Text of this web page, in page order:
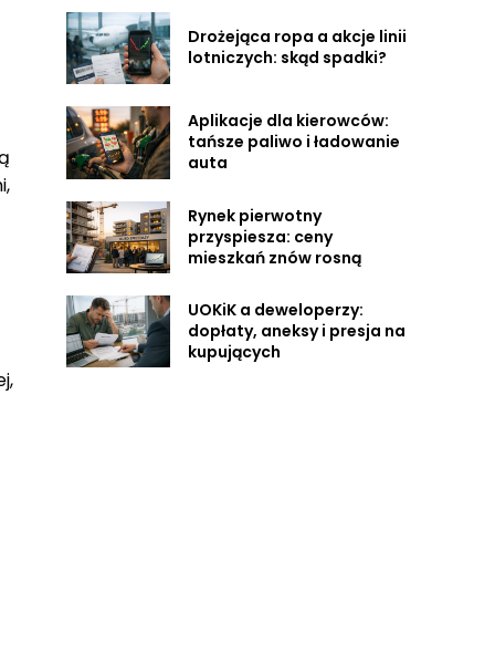
Drożejąca ropa a akcje linii
lotniczych: skąd spadki?
Aplikacje dla kierowców:
tańsze paliwo i ładowanie
auta
Rynek pierwotny
przyspiesza: ceny
mieszkań znów rosną
UOKiK a deweloperzy:
dopłaty, aneksy i presja na
kupujących